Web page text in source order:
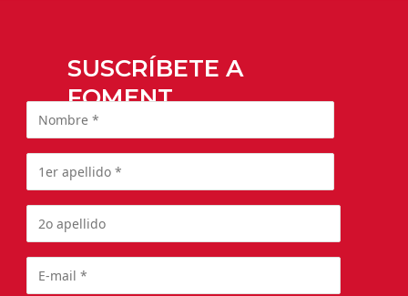
SUSCRÍBETE A
FOMENT